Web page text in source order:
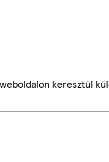
keresztül